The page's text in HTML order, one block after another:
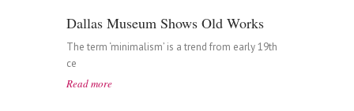
Dallas Museum Shows Old Works
The term ‘minimalism’ is a trend from early 19th
ce
Read more